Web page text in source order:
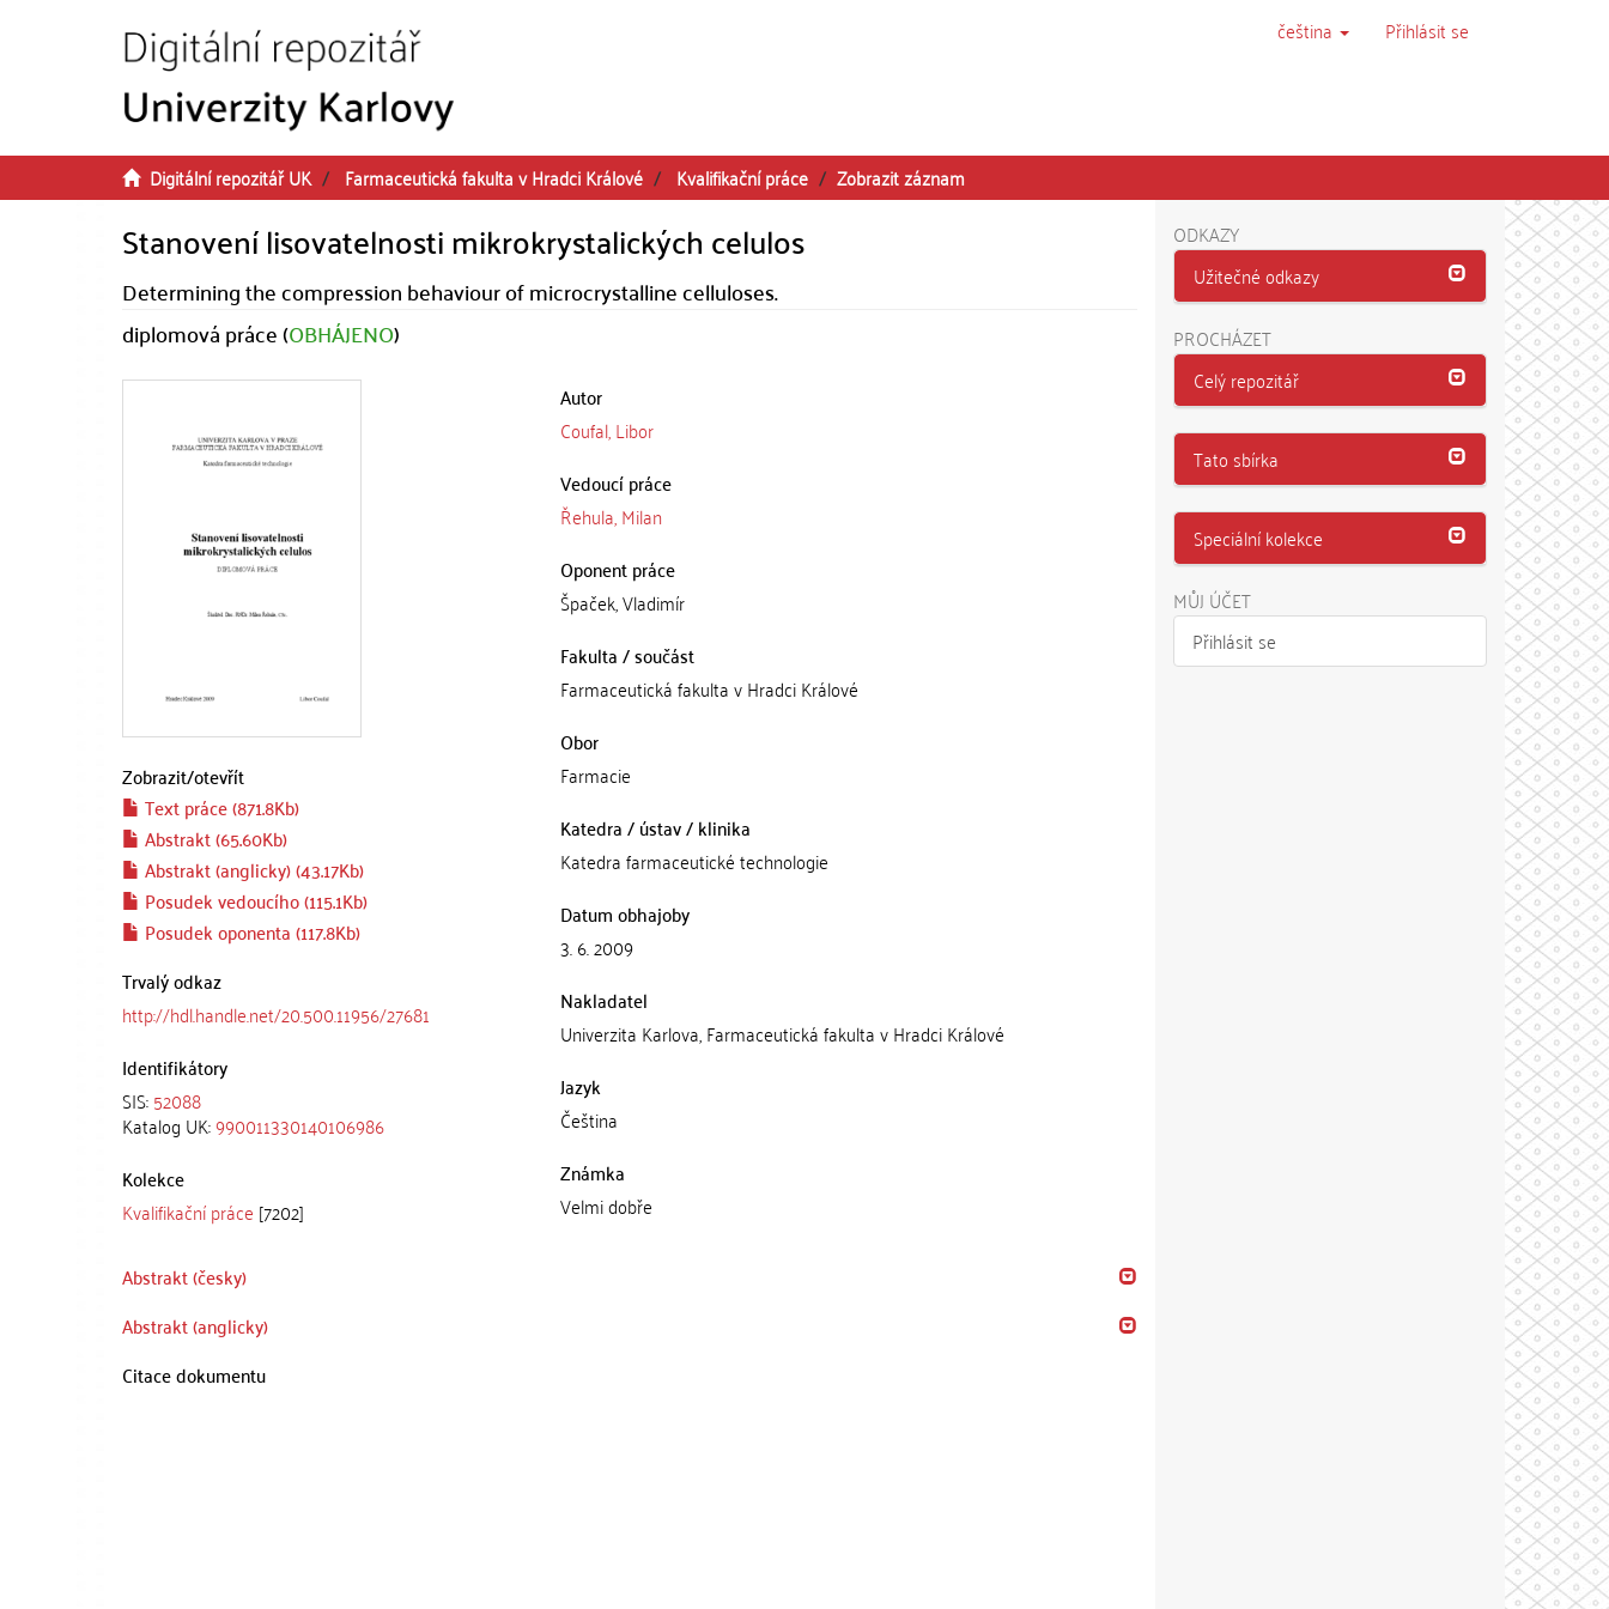
čeština Přihlásit se
Digitální repozitář UK Farmaceutická fakulta v Hradci Králové Kvalifikační práce Zobrazit záznam
Stanovení lisovatelnosti mikrokrystalických celulos
Determining the compression behaviour of microcrystalline celluloses.
diplomová práce (OBHÁJENO)
Zobrazit/otevřít
Text práce (871.8Kb)
Abstrakt (65.60Kb)
Abstrakt (anglicky) (43.17Kb)
Posudek vedoucího (115.1Kb)
Posudek oponenta (117.8Kb)
Trvalý odkaz
http://hdl.handle.net/20.500.11956/27681
Identifikátory
SIS:52088
Katalog UK:990011330140106986
Kolekce
Kvalifikační práce [7202]
Autor
Coufal, Libor
Vedoucí práce
Řehula, Milan
Oponent práce
Špaček, Vladimír
Fakulta / součást
Farmaceutická fakulta v Hradci Králové
Obor
Farmacie
Katedra / ústav / klinika
Katedra farmaceutické technologie
Datum obhajoby
3. 6. 2009
Nakladatel
Univerzita Karlova, Farmaceutická fakulta v Hradci Králové
Jazyk
Čeština
Známka
Velmi dobře
Abstrakt (česky)
Abstrakt (anglicky)
Citace dokumentu
ODKAZY
Užitečné odkazy
PROCHÁZET
Celý repozitář
Tato sbírka
Speciální kolekce
MŮJ ÚČET
Přihlásit se